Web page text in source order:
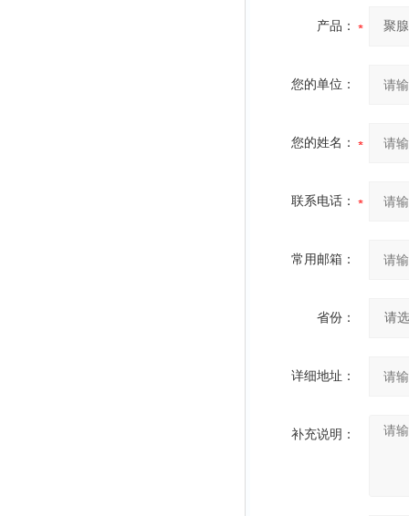
产品：
您的单位：
您的姓名：
联系电话：
常用邮箱：
省份：
详细地址：
补充说明：